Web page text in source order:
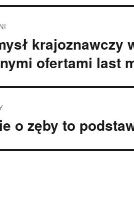
krajoznawczy
ofertami last
o zęby to